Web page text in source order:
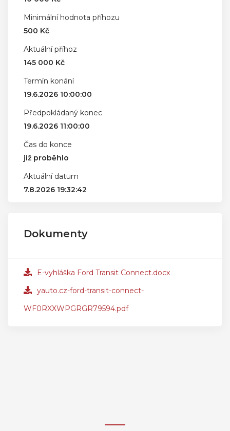
Minimální hodnota příhozu
500 Kč
Aktuální příhoz
145 000 Kč
Termín konání
19.6.2026 10:00:00
Předpokládaný konec
19.6.2026 11:00:00
Čas do konce
již proběhlo
Aktuální datum
7.8.2026 19:32:42
Dokumenty
E-vyhláška Ford Transit Connect.docx
yauto.cz-ford-transit-connect-
WF0RXXWPGRGR79594.pdf